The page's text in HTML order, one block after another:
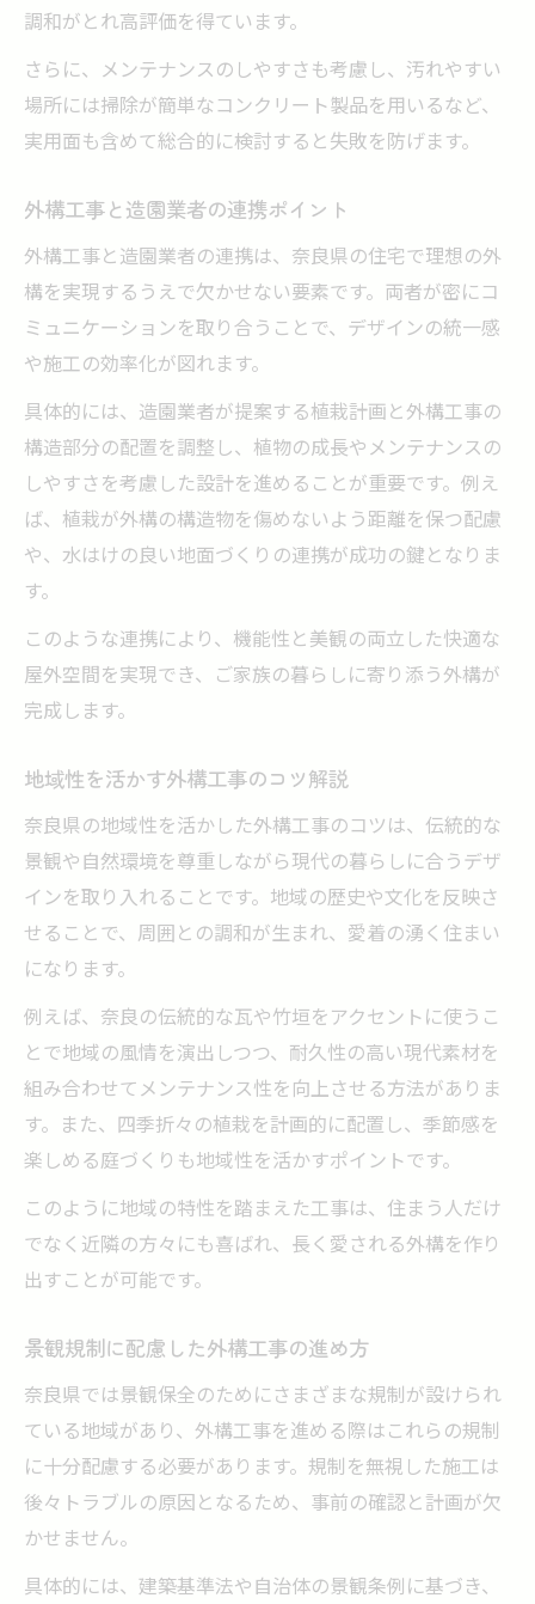
調和がとれ高評価を得ています。
さらに、メンテナンスのしやすさも考慮し、汚れやすい
場所には掃除が簡単なコンクリート製品を用いるなど、
実用面も含めて総合的に検討すると失敗を防げます。
外構工事と造園業者の連携ポイント
外構工事と造園業者の連携は、奈良県の住宅で理想の外
構を実現するうえで欠かせない要素です。両者が密にコ
ミュニケーションを取り合うことで、デザインの統一感
や施工の効率化が図れます。
具体的には、造園業者が提案する植栽計画と外構工事の
構造部分の配置を調整し、植物の成長やメンテナンスの
しやすさを考慮した設計を進めることが重要です。例え
ば、植栽が外構の構造物を傷めないよう距離を保つ配慮
や、水はけの良い地面づくりの連携が成功の鍵となりま
す。
このような連携により、機能性と美観の両立した快適な
屋外空間を実現でき、ご家族の暮らしに寄り添う外構が
完成します。
地域性を活かす外構工事のコツ解説
奈良県の地域性を活かした外構工事のコツは、伝統的な
景観や自然環境を尊重しながら現代の暮らしに合うデザ
インを取り入れることです。地域の歴史や文化を反映さ
せることで、周囲との調和が生まれ、愛着の湧く住まい
になります。
例えば、奈良の伝統的な瓦や竹垣をアクセントに使うこ
とで地域の風情を演出しつつ、耐久性の高い現代素材を
組み合わせてメンテナンス性を向上させる方法がありま
す。また、四季折々の植栽を計画的に配置し、季節感を
楽しめる庭づくりも地域性を活かすポイントです。
このように地域の特性を踏まえた工事は、住まう人だけ
でなく近隣の方々にも喜ばれ、長く愛される外構を作り
出すことが可能です。
景観規制に配慮した外構工事の進め方
奈良県では景観保全のためにさまざまな規制が設けられ
ている地域があり、外構工事を進める際はこれらの規制
に十分配慮する必要があります。規制を無視した施工は
後々トラブルの原因となるため、事前の確認と計画が欠
かせません。
具体的には、建築基準法や自治体の景観条例に基づき、